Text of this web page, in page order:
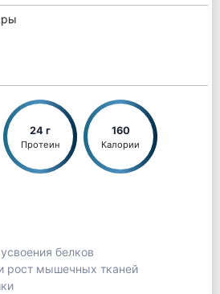
24 г
Протеин
160
Калории
белков
рост мышечных тканей